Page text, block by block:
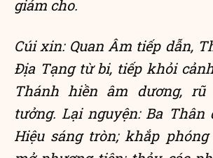
giám cho.
Cúi xin: Quan Âm tiếp dẫn,
Địa Tạng từ bi, tiếp khỏi
Thánh hiền âm dương, rũ
tưởng. Lại nguyện: Ba Thân
Hiệu sáng tròn; khắp